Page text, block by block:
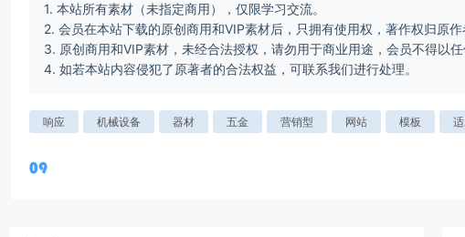
1. 本站所有素材（未指定商用），仅限学习交流。
2. 会员在本站下载的原创商用和VIP素材后，只拥有使用权，著作权归原作
3. 原创商用和VIP素材，未经合法授权，请勿用于商业用途，会员不得以
4. 如若本站内容侵犯了原著者的合法权益，可联系我们进行处理。
响应 机械设备 器材 五金 营销型 网站 模板